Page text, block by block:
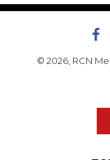
© 2026, RCN